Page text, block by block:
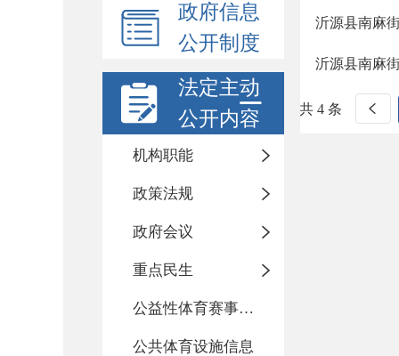
政府信息
公开制度
法定主动
公开内容
机构职能
政策法规
政府会议
重点民生
公益性体育赛事活动
公共体育设施信息
沂源县南麻
沂源县南麻
共 4 条